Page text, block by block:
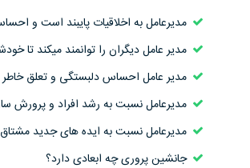
مدیرعامل به اخلاقیات پایبند است و
مدیر عامل دیگران را توانمند میکند تا
مدیر عامل احساس دلبستگی و تعلق خاطر
مدیرعامل نسبت به رشد افراد و پرورش
مدیرعامل نسبت به ایده های جدید
جانشین پروری چه ابعادی دارد؟